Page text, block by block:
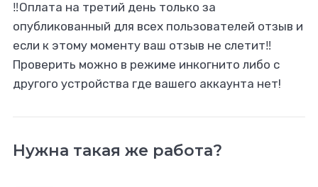
‼️Оплата на третий день только за
опубликованный для всех пользователей отзыв и
если к этому моменту ваш отзыв не слетит‼️
Проверить можно в режиме инкогнито либо с
другого устройства где вашего аккаунта нет!
Нужна такая же работа?